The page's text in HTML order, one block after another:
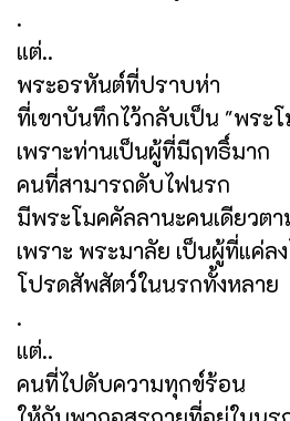
.
แต่..
พระอรหันต์ที่ปราบห่า
ที่เขาบันทึกไว้กลับเป็น "พระ
เพราะท่านเป็นผู้ที่มีฤทธิ์มาก
คนที่สามารถดับไฟนรก
มีพระโมคคัลลานะคนเดียวต
เพราะ พระมาลัย เป็นผู้ที่แค่ล
โปรดสัพสัตว์ในนรกทั้งหลาย
.
แต่..
คนที่ไปดับความทุกข์ร้อน